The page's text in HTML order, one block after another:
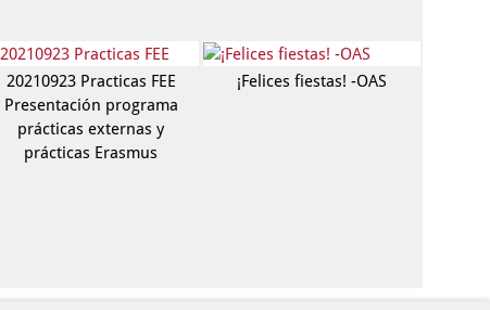
20210923 Practicas FEE
Presentación programa
prácticas externas y
prácticas Erasmus
¡Felices fiestas! -OAS